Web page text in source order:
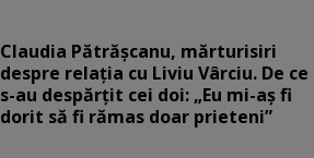
Claudia Pătrășcanu, mărturisiri
despre relația cu Liviu Vârciu. De ce
s-au despărțit cei doi: „Eu mi-aș fi
dorit să fi rămas doar prieteni”